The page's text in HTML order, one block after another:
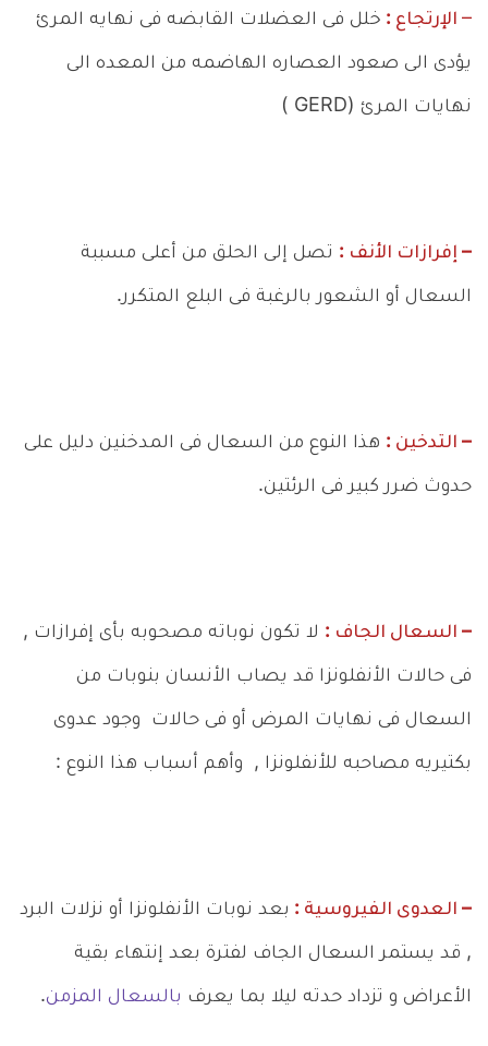
– الإرتجاع : خلل فى العضلات القابضه فى نهايه المرئ
يؤدى الى صعود العصاره الهاضمه من المعده الى
نهايات المرئ (GERD )
– إفرازات الأنف : تصل إلى الحلق من أعلى مسببة
السعال أو الشعور بالرغبة فى البلع المتكرر.
– التدخين : هذا النوع من السعال فى المدخنين دليل على
حدوث ضرر كبير فى الرئتين.
– السعال الجاف : لا تكون نوباته مصحوبه بأى إفرازات ,
فى حالات الأنفلونزا قد يصاب الأنسان بنوبات من
السعال فى نهايات المرض أو فى حالات وجود عدوى
بكتيريه مصاحبه للأنفلونزا , وأهم أسباب هذا النوع :
– العدوى الفيروسية : بعد نوبات الأنفلونزا أو نزلات البرد
, قد يستمر السعال الجاف لفترة بعد إنتهاء بقية
الأعراض و تزداد حدته ليلا بما يعرف بالسعال المزمن.